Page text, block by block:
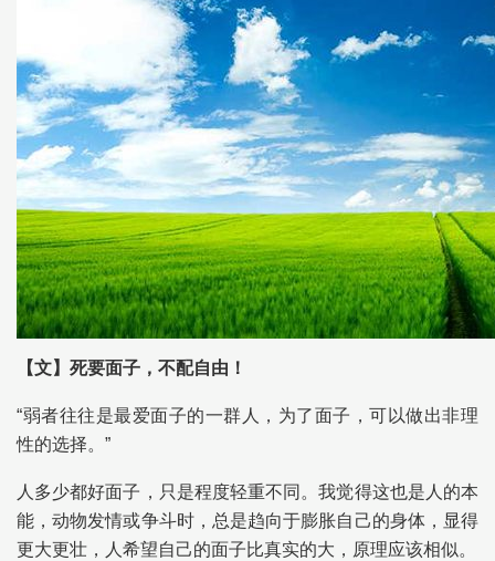
【文】死要面子，不配自由！
“弱者往往是最爱面子的一群人，为了面子，可以做出非理
性的选择。”
人多少都好面子，只是程度轻重不同。我觉得这也是人的本
能，动物发情或争斗时，总是趋向于膨胀自己的身体，显得
更大更壮，人希望自己的面子比真实的大，原理应该相似。